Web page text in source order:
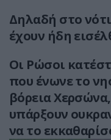
Δηλαδή στο
έχουν ήδη
Οι Ρώσοι
που ένωνε το
βόρεια
υπάρξουν
να το